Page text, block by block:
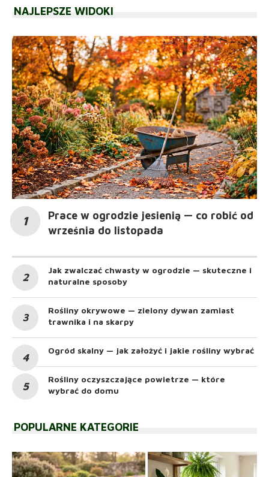
NAJLEPSZE WIDOKI
Prace w ogrodzie jesienią — co robić od
września do listopada
Jak zwalczać chwasty w ogrodzie — skuteczne i
naturalne sposoby
Rośliny okrywowe — zielony dywan zamiast
trawnika i na skarpy
Ogród skalny — jak założyć i jakie rośliny wybrać
Rośliny oczyszczające powietrze — które
wybrać do domu
POPULARNE KATEGORIE